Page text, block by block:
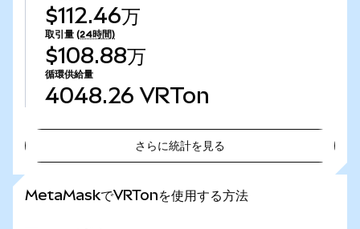
$112.46万
取引量 (24時間)
$108.88万
循環供給量
4048.26 VRTon
さらに統計を見る
MetaMaskでVRTonを使用する方法